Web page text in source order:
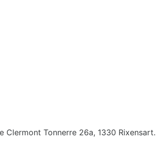
Tonnerre 26a, 1330 Rixensart.